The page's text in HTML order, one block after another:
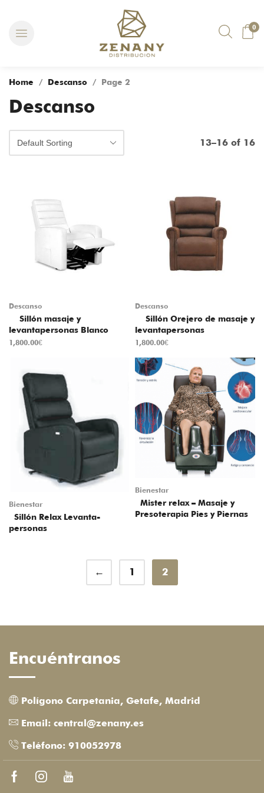
0
Home / Descanso / Page 2
Descanso
13–16 of 16
Descanso
Sillón masaje y
levantapersonas Blanco
1,800.00€
Descanso
Sillón Orejero de masaje y
levantapersonas
1,800.00€
Bienestar
Sillón Relax Levanta-
personas
Bienestar
Mister relax – Masaje y
Presoterapia Pies y Piernas
← 1 2
Encuéntranos
Polígono Carpetania, Getafe, Madrid
Email: central@zenany.es
Teléfono: 910052978
FacebookInstagram